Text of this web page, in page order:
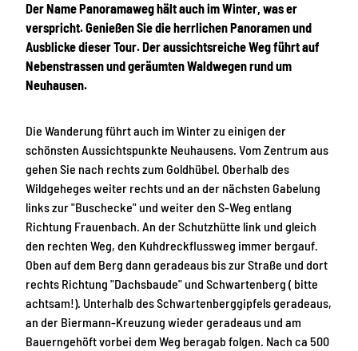
Der Name Panoramaweg hält auch im Winter, was er
verspricht. Genießen Sie die herrlichen Panoramen und
Ausblicke dieser Tour. Der aussichtsreiche Weg führt auf
Nebenstrassen und geräumten Waldwegen rund um
Neuhausen.
Die Wanderung führt auch im Winter zu einigen der
schönsten Aussichtspunkte Neuhausens. Vom Zentrum aus
gehen Sie nach rechts zum Goldhübel. Oberhalb des
Wildgeheges weiter rechts und an der nächsten Gabelung
links zur "Buschecke" und weiter den S-Weg entlang
Richtung Frauenbach. An der Schutzhütte link und gleich
den rechten Weg, den Kuhdreckflussweg immer bergauf.
Oben auf dem Berg dann geradeaus bis zur Straße und dort
rechts Richtung "Dachsbaude" und Schwartenberg ( bitte
achtsam!). Unterhalb des Schwartenberggipfels geradeaus,
an der Biermann-Kreuzung wieder geradeaus und am
Bauerngehöft vorbei dem Weg beragab folgen. Nach ca 500